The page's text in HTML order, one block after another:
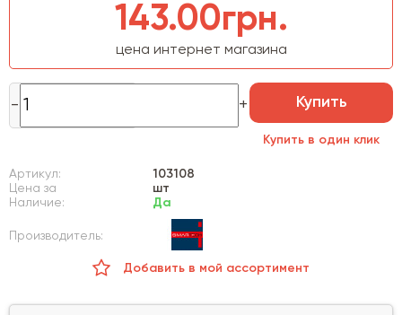
143.00грн.
цена интернет магазина
Купить
Купить в один клик
Артикул:
103108
Цена за
шт
Наличие:
Да
Производитель:
Добавить в мой ассортимент